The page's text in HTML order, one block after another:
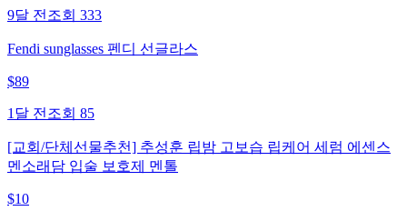
9달 전 조회 333
Fendi sunglasses 펜디 선글라스
$89
1달 전 조회 85
[교회/단체선물추천] 추성훈 립밤 고보습 립케어 세럼 에센스
멘소래담 입술 보호제 멘톨
$10